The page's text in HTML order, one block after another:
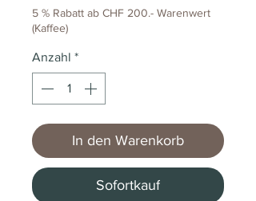
5 % Rabatt ab CHF 200.- Warenwert
(Kaffee)
Anzahl *
In den Warenkorb
Sofortkauf